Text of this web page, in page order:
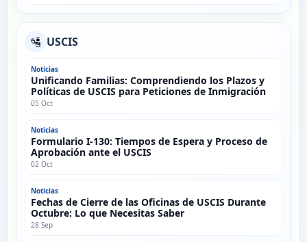
🛂 USCIS
Noticias
Unificando Familias: Comprendiendo los Plazos y
Políticas de USCIS para Peticiones de Inmigración
05 Oct
Noticias
Formulario I-130: Tiempos de Espera y Proceso de
Aprobación ante el USCIS
02 Oct
Noticias
Fechas de Cierre de las Oficinas de USCIS Durante
Octubre: Lo que Necesitas Saber
28 Sep